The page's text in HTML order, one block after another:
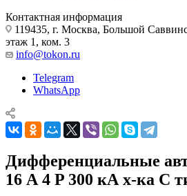
Контактная информация
119435, г. Москва, Большой
этаж 1, ком. 3
info@tokon.ru
Telegram
WhatsApp
Дифференциальные
16 А 4 P 300 кА х-ка C